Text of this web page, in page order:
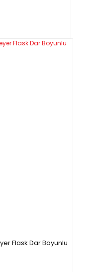
Flask Dar Boyunlu